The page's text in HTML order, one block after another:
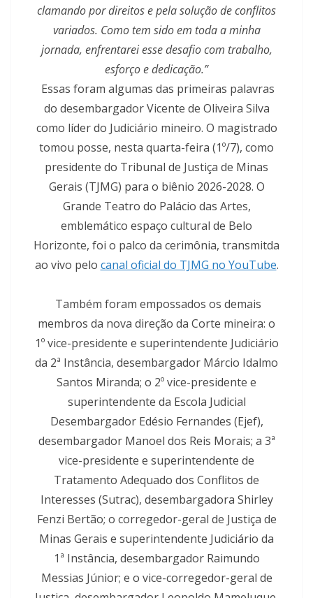
clamando por direitos e pela solução de conflitos
variados. Como tem sido em toda a minha
jornada, enfrentarei esse desafio com trabalho,
esforço e dedicação.”
Essas foram algumas das primeiras palavras
do desembargador Vicente de Oliveira Silva
como líder do Judiciário mineiro. O magistrado
tomou posse, nesta quarta-feira (1º/7), como
presidente do Tribunal de Justiça de Minas
Gerais (TJMG) para o biênio 2026-2028. O
Grande Teatro do Palácio das Artes,
emblemático espaço cultural de Belo
Horizonte, foi o palco da cerimônia, transmitda
ao vivo pelo canal oficial do TJMG no YouTube.
Também foram empossados os demais
membros da nova direção da Corte mineira: o
1º vice-presidente e superintendente Judiciário
da 2ª Instância, desembargador Márcio Idalmo
Santos Miranda; o 2º vice-presidente e
superintendente da Escola Judicial
Desembargador Edésio Fernandes (Ejef),
desembargador Manoel dos Reis Morais; a 3ª
vice-presidente e superintendente de
Tratamento Adequado dos Conflitos de
Interesses (Sutrac), desembargadora Shirley
Fenzi Bertão; o corregedor-geral de Justiça de
Minas Gerais e superintendente Judiciário da
1ª Instância, desembargador Raimundo
Messias Júnior; e o vice-corregedor-geral de